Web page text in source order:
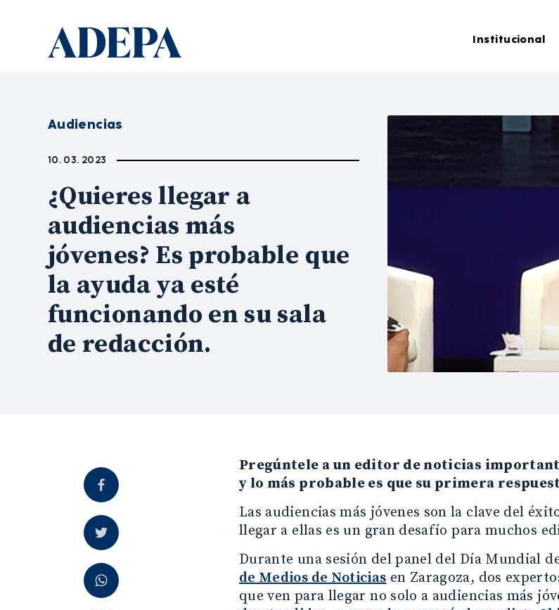
Institucional
Audiencias
10. 03. 2023
¿Quieres llegar a
audiencias más
jóvenes? Es probable que
la ayuda ya esté
funcionando en su sala
de redacción.
Pregúntele a un editor de noticias
y lo más probable es que su primera
Las audiencias más jóvenes son la clave del
llegar a ellas es un gran desafío para muchos
Durante una sesión del panel del Día Mundial
de Medios de Noticiasen Zaragoza, dos
que ven para llegar no solo a audiencias más